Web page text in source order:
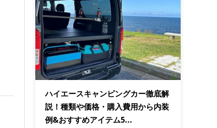
ハイエースキャンピングカー徹底解
説！種類や価格・購入費用から内装
例&おすすめアイテム5...